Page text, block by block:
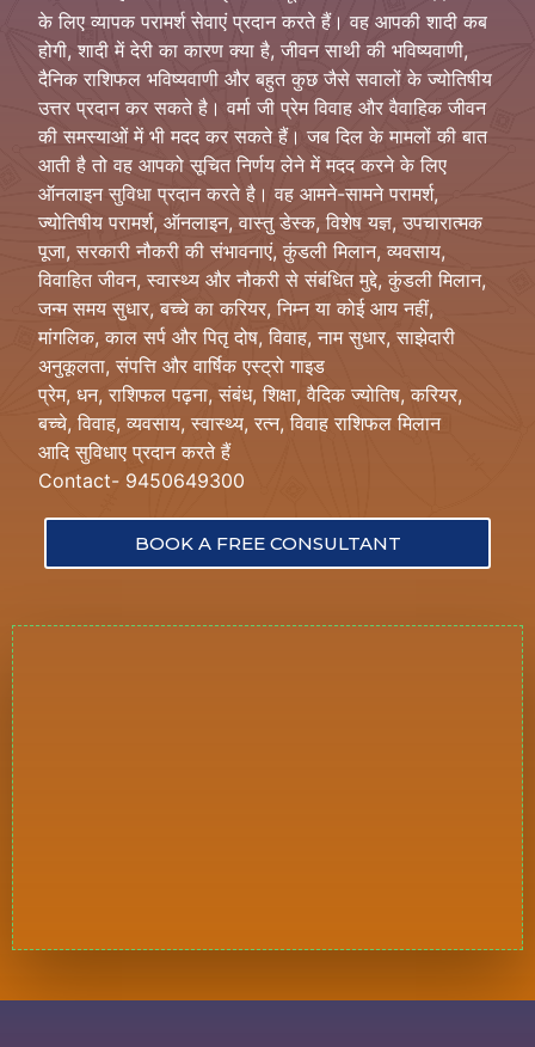
के लिए व्यापक परामर्श सेवाएं प्रदान करते हैं। वह आपकी शादी कब
होगी, शादी में देरी का कारण क्या है, जीवन साथी की भविष्यवाणी,
दैनिक राशिफल भविष्यवाणी और बहुत कुछ जैसे सवालों के ज्योतिषीय
उत्तर प्रदान कर सकते है। वर्मा जी प्रेम विवाह और वैवाहिक जीवन
की समस्याओं में भी मदद कर सकते हैं। जब दिल के मामलों की बात
आती है तो वह आपको सूचित निर्णय लेने में मदद करने के लिए
ऑनलाइन सुविधा प्रदान करते है। वह आमने-सामने परामर्श,
ज्योतिषीय परामर्श, ऑनलाइन, वास्तु डेस्क, विशेष यज्ञ, उपचारात्मक
पूजा, सरकारी नौकरी की संभावनाएं, कुंडली मिलान, व्यवसाय,
विवाहित जीवन, स्वास्थ्य और नौकरी से संबंधित मुद्दे, कुंडली मिलान,
जन्म समय सुधार, बच्चे का करियर, निम्न या कोई आय नहीं,
मांगलिक, काल सर्प और पितृ दोष, विवाह, नाम सुधार, साझेदारी
अनुकूलता, संपत्ति और वार्षिक एस्ट्रो गाइड
प्रेम, धन, राशिफल पढ़ना, संबंध, शिक्षा, वैदिक ज्योतिष, करियर,
बच्चे, विवाह, व्यवसाय, स्वास्थ्य, रत्न, विवाह राशिफल मिलान
आदि सुविधाए प्रदान करते हैं
Contact- 9450649300
BOOK A FREE CONSULTANT